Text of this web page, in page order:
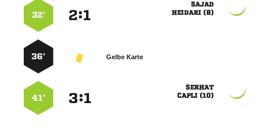

 
:
32’
Gelbe Karte
36’

 
:
41’